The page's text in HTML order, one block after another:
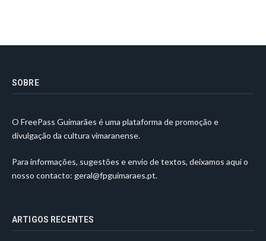
SOBRE
O FreePass Guimarães é uma plataforma de promoção e
divulgação da cultura vimaranense.
Para informações, sugestões e envio de textos, deixamos aqui o
nosso contacto: geral@fpguimaraes.pt.
ARTIGOS RECENTES